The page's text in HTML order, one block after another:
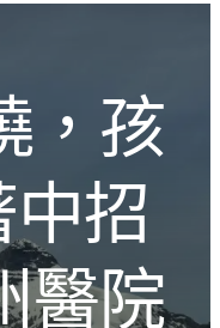
of luxury resorts
，孩
招
醫院